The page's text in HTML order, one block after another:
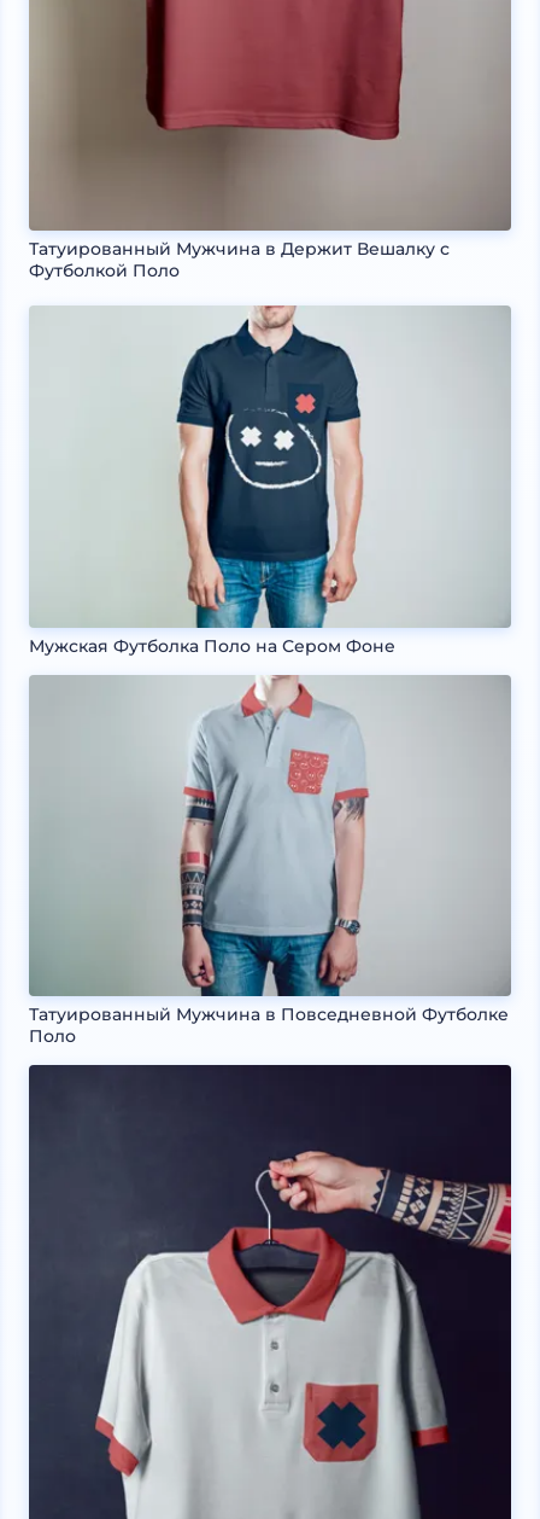
Татуированный Мужчина в Держит Вешалку с
Футболкой Поло
Мужская Футболка Поло на Сером Фоне
Татуированный Мужчина в Повседневной Футболке
Поло